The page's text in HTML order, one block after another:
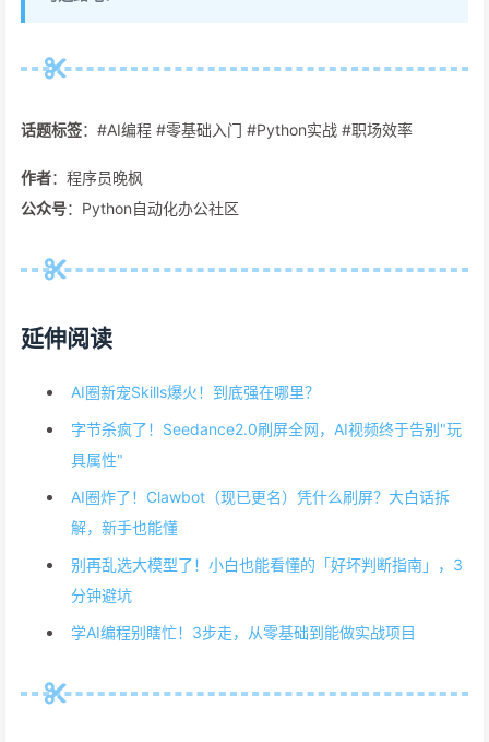
话题标签：#AI编程 #零基础入门 #Python实战 #职场效率
作者：程序员晚枫
公众号：Python自动化办公社区
延伸阅读
AI圈新宠Skills爆火！到底强在哪里？
字节杀疯了！Seedance2.0刷屏全网，AI视频终于告别"玩
具属性"
AI圈炸了！Clawbot（现已更名）凭什么刷屏？大白话拆
解，新手也能懂
别再乱选大模型了！小白也能看懂的「好坏判断指南」，3
分钟避坑
学AI编程别瞎忙！3步走，从零基础到能做实战项目